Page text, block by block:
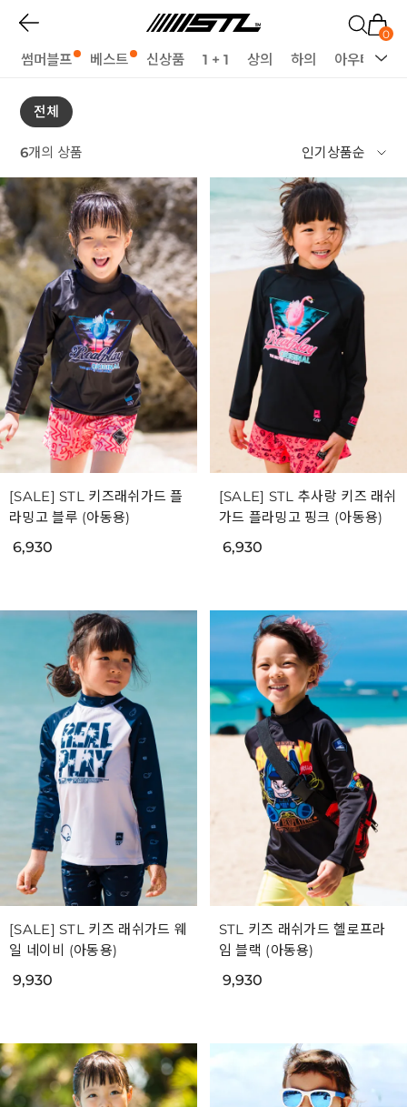
0
썸머블프 베스트 신상품 1 + 1 상의 하의 아우터
전체
6개의 상품
[SALE] STL 키즈래쉬가드 플
라밍고 블루 (아동용)
6,930
[SALE] STL 추사랑 키즈 래쉬
가드 플라밍고 핑크 (아동용)
6,930
[SALE] STL 키즈 래쉬가드 웨
일 네이비 (아동용)
9,930
STL 키즈 래쉬가드 헬로프라
임 블랙 (아동용)
9,930